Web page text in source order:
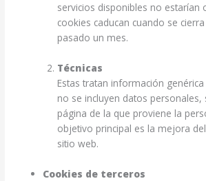
servicios disponibles no estarían
cookies caducan cuando se
pasado un mes.
Técnicas
Estas tratan información
no se incluyen datos personales,
página de la que proviene la
objetivo principal es la mejora
sitio web.
Cookies de terceros